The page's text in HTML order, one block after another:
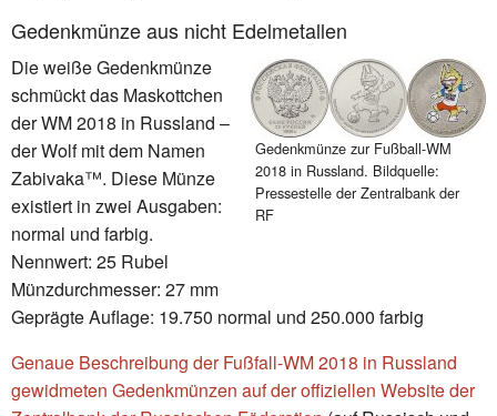
Gedenkmünze aus nicht Edelmetallen
Gedenkmünze zur Fußball-WM
2018 in Russland. Bildquelle:
Pressestelle der Zentralbank der
RF
Die weiße Gedenkmünze
schmückt das Maskottchen
der WM 2018 in Russland –
der Wolf mit dem Namen
Zabivaka™. Diese Münze
existiert in zwei Ausgaben:
normal und farbig.
Nennwert: 25 Rubel
Münzdurchmesser: 27 mm
Geprägte Auflage: 19.750 normal und 250.000 farbig
Genaue Beschreibung der Fußfall-WM 2018 in Russland
gewidmeten Gedenkmünzen auf der offiziellen Website der